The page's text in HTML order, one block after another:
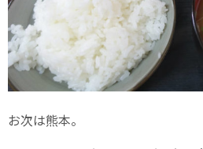
お次は熊本。